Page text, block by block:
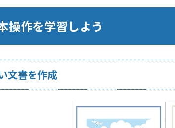
操作を学習しよう
文書を作成